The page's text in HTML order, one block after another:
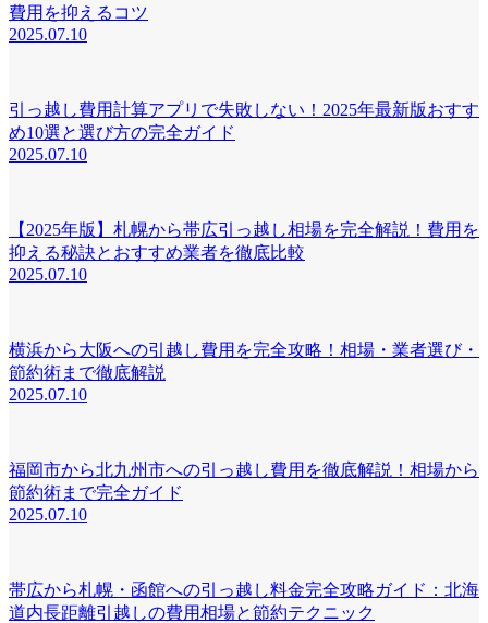
費用を抑えるコツ
2025.07.10
引っ越し費用計算アプリで失敗しない！2025年最新版おすす
め10選と選び方の完全ガイド
2025.07.10
【2025年版】札幌から帯広引っ越し相場を完全解説！費用を
抑える秘訣とおすすめ業者を徹底比較
2025.07.10
横浜から大阪への引越し費用を完全攻略！相場・業者選び・
節約術まで徹底解説
2025.07.10
福岡市から北九州市への引っ越し費用を徹底解説！相場から
節約術まで完全ガイド
2025.07.10
帯広から札幌・函館への引っ越し料金完全攻略ガイド：北海
道内長距離引越しの費用相場と節約テクニック